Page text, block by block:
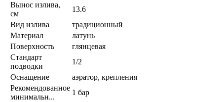
Вынос излива,
см
13.6
Вид излива
традиционный
Материал
латунь
Поверхность
глянцевая
Стандарт
подводки
1/2
Оснащение
аэратор, крепления
Рекомендованное
минимальн...
1 бар